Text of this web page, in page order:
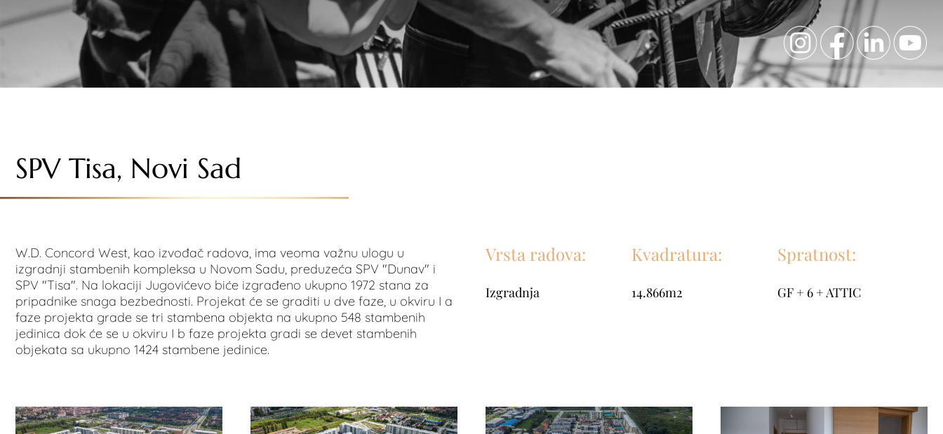
SPV Tisa, Novi Sad
W.D. Concord West, kao izvođač radova, ima veoma važnu ulogu u
izgradnji stambenih kompleksa u Novom Sadu, preduzeća SPV "Dunav" i
SPV "Tisa". Na lokaciji Jugovićevo biće izgrađeno ukupno 1972 stana za
pripadnike snaga bezbednosti. Projekat će se graditi u dve faze, u okviru I a
faze projekta grade se tri stambena objekta na ukupno 548 stambenih
jedinica dok će se u okviru I b faze projekta gradi se devet stambenih
objekata sa ukupno 1424 stambene jedinice.
Vrsta radova:
Izgradnja
Kvadratura:
14.866m2
Spratnost:
GF + 6 + ATTIC